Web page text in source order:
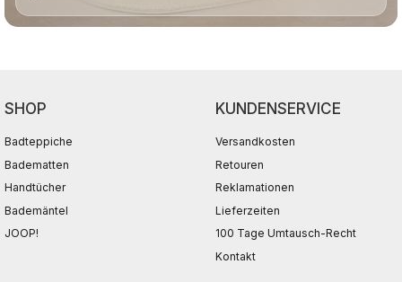
SHOP
Badteppiche
Badematten
Handtücher
Bademäntel
JOOP!
KUNDENSERVICE
Versandkosten
Retouren
Reklamationen
Lieferzeiten
100 Tage Umtausch-Recht
Kontakt